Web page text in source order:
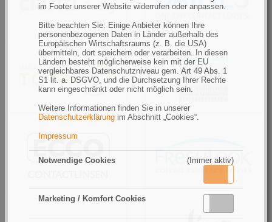
im Footer unserer Website widerrufen oder anpassen.
Bitte beachten Sie: Einige Anbieter können Ihre
personenbezogenen Daten in Länder außerhalb des
Europäischen Wirtschaftsraums (z. B. die USA)
übermitteln, dort speichern oder verarbeiten. In diesen
Ländern besteht möglicherweise kein mit der EU
vergleichbares Datenschutzniveau gem. Art 49 Abs. 1
S1 lit. a. DSGVO, und die Durchsetzung Ihrer Rechte
kann eingeschränkt oder nicht möglich sein.
Weitere Informationen finden Sie in unserer
Datenschutzerklärung im Abschnitt „Cookies“.
Impressum
Notwendige Cookies (Immer aktiv)
Marketing / Komfort Cookies
Dailies
Total
Easysept
ECCO
HYLO-
Live